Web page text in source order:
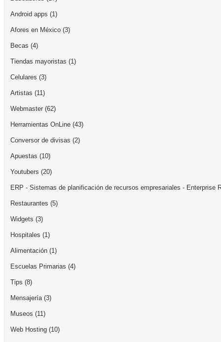
Android apps (1)
Afores en México (3)
Becas (4)
Tiendas mayoristas (1)
Celulares (3)
Artistas (11)
Webmaster (62)
Herramientas OnLine (43)
Conversor de divisas (2)
Apuestas (10)
Youtubers (20)
ERP - Sistemas de planificación de recursos empresariales - Enterprise
Restaurantes (5)
Widgets (3)
Hospitales (1)
Alimentación (1)
Escuelas Primarias (4)
Tips (8)
Mensajería(3)
Museos (11)
Web Hosting (10)